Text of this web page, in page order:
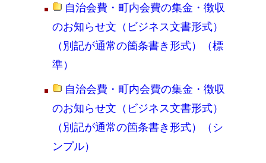
自治会費・町内会費の集金・徴収
のお知らせ文（ビジネス文書形式）
（別記が通常の箇条書き形式）（標
準）
自治会費・町内会費の集金・徴収
のお知らせ文（ビジネス文書形式）
（別記が通常の箇条書き形式）（シ
ンプル）